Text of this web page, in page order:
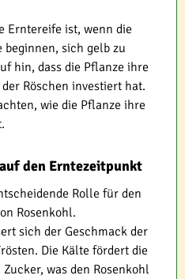
Erntereife ist, wenn die
sich gelb zu
hin, dass die Pflanze ihre
Röschen investiert hat.
wie die Pflanze ihre
den Erntezeitpunkt
Rolle für den
Rosenkohl.
sich der Geschmack der
Die Kälte fördert die
was den Rosenkohl